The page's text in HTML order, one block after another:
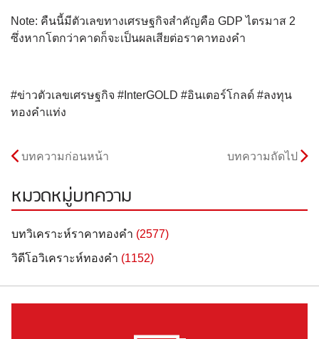
Note: คืนนี้มีตัวเลขทางเศรษฐกิจสำคัญคือ GDP ไตรมาส 2
ซึ่งหากโตกว่าคาดก็จะเป็นผลเสียต่อราคาทองคำ
#ข่าวตัวเลขเศรษฐกิจ #InterGOLD #อินเตอร์โกลด์ #ลงทุน
ทองคำแท่ง
บทความก่อนหน้า บทความถัดไป
หมวดหมู่บทความ
บทวิเคราะห์ราคาทองคำ (2577)
วิดีโอวิเคราะห์ทองคำ (1152)